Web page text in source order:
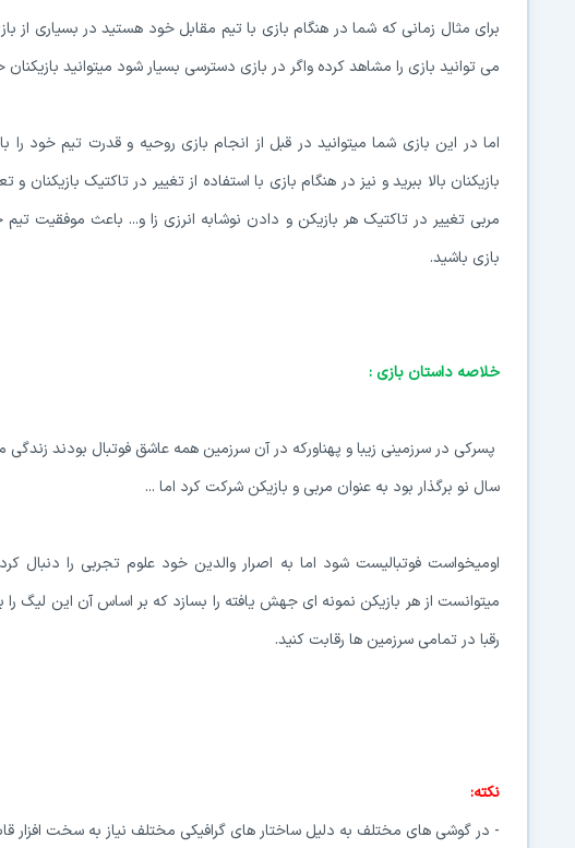
برای مثال زمانی که شما در هنگام بازی با تیم مقابل خود هستید در بسیاری
می توانید بازی را مشاهد کرده واگر در بازی دسترسی بسیار شود میتوانید
اما در این بازی شما میتوانید در قبل از انجام بازی روحیه و قدرت تیم خود را
بازیکنان بالا ببرید و نیز در هنگام بازی با استفاده از تغییر در تاکتیک
مربی تغییر در تاکتیک هر بازیکن و دادن نوشابه انرزی زا و... باعث موفقیت
بازی باشید.
خلاصه داستان بازی :
پسرکی در سرزمینی زیبا و پهناورکه در آن سرزمین همه عاشق فوتبال بودند
سال نو برگذار بود به عنوان مربی و بازیکن شرکت کرد اما ...
اومیخواست فوتبالیست شود اما به اصرار والدین خود علوم تجربی را
میتوانست از هر بازیکن نمونه ای جهش یافته را بسازد که بر اساس آن این لیگ
رقبا در تمامی سرزمین ها رقابت کنید.
نکته:
- در گوشی های مختلف به دلیل ساختار های گرافیکی مختلف نیاز به سخت افزار